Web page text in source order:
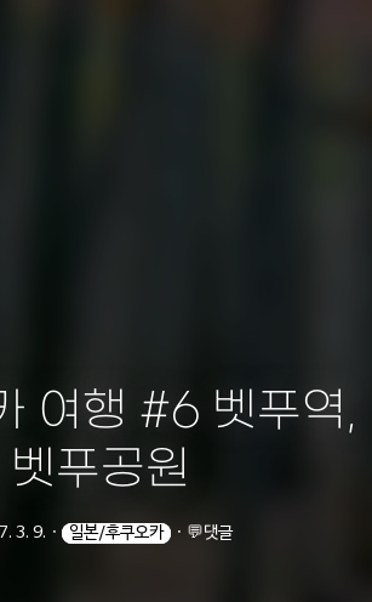
여행 #6 벳푸역,
벳푸공원
3. 9. ㆍ 일본/후쿠오카 ㆍ 💬댓글